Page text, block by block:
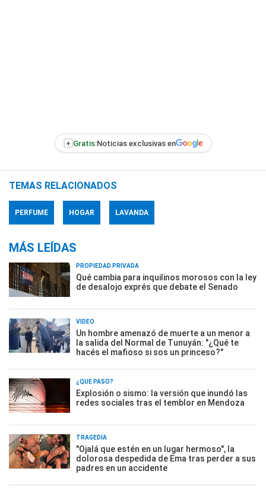
+ Gratis:Noticias exclusivas en
TEMAS RELACIONADOS
PERFUME HOGAR LAVANDA
MÁS LEÍDAS
PROPIEDAD PRIVADA
Qué cambia para inquilinos morosos con la ley
de desalojo exprés que debate el Senado
VIDEO
Un hombre amenazó de muerte a un menor a
la salida del Normal de Tunuyán: "¿Qué te
hacés el mafioso si sos un princeso?"
¿QUÉ PASÓ?
Explosión o sismo: la versión que inundó las
redes sociales tras el temblor en Mendoza
TRAGEDIA
"Ojalá que estén en un lugar hermoso", la
dolorosa despedida de Ema tras perder a sus
padres en un accidente